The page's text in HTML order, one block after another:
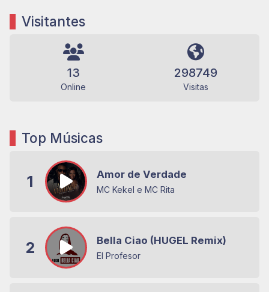
Visitantes
13
Online
298749
Visitas
Top Músicas
1 Amor de Verdade
MC Kekel e MC Rita
2 Bella Ciao (HUGEL Remix)
El Profesor